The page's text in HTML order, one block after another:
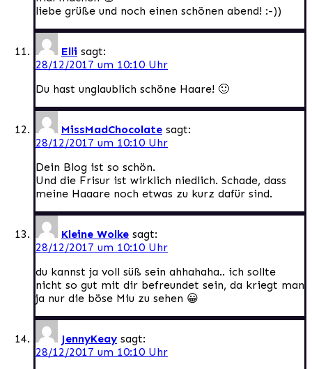
liebe grüße und noch einen schönen abend! :-))
Elli sagt:
28/12/2017 um 10:10 Uhr
Du hast unglaublich schöne Haare! 🙂
MissMadChocolate sagt:
28/12/2017 um 10:10 Uhr
Dein Blog ist so schön.
Und die Frisur ist wirklich niedlich. Schade, dass
meine Haaare noch etwas zu kurz dafür sind.
Kleine Wolke sagt:
28/12/2017 um 10:10 Uhr
du kannst ja voll süß sein ahhahaha.. ich sollte
nicht so gut mit dir befreundet sein, da kriegt man
ja nur die böse Miu zu sehen 😀
JennyKeay sagt:
28/12/2017 um 10:10 Uhr